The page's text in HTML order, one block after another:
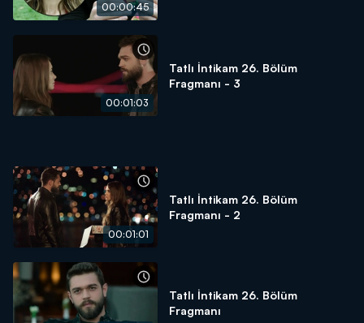
00:00:45
00:01:03
Tatlı İntikam 26. Bölüm
Fragmanı - 3
00:01:01
Tatlı İntikam 26. Bölüm
Fragmanı - 2
Tatlı İntikam 26. Bölüm
Fragmanı